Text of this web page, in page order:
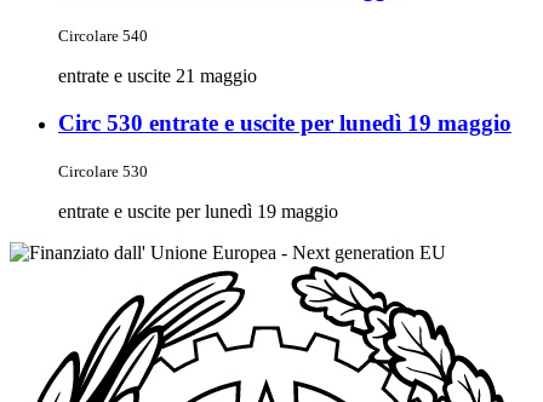
Circolare 540
entrate e uscite 21 maggio
Circ 530 entrate e uscite per lunedì 19 maggio
Circolare 530
entrate e uscite per lunedì 19 maggio